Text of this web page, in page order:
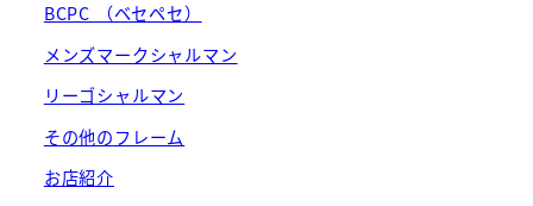
BCPC （ベセペセ）
メンズマークシャルマン
リーゴシャルマン
その他のフレーム
お店紹介